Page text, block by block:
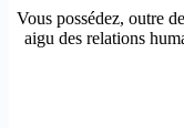
Vous possédez, outre
aigu des relations